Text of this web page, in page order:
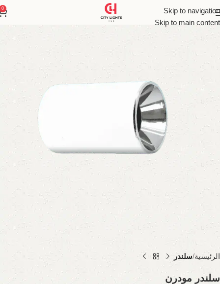
Skip to navigation
Skip to main content
0
الرئيسية سلندر
سلندر مودرن